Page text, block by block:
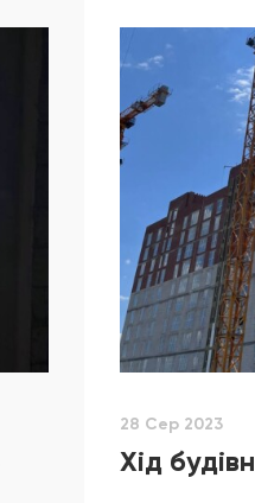
28 Сер 2023
Хід